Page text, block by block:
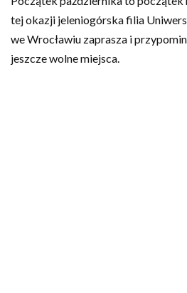
tej okazji jeleniogórska filia
we Wrocławiu zaprasza i
jeszcze wolne miejsca.